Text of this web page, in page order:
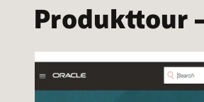
Produkttour